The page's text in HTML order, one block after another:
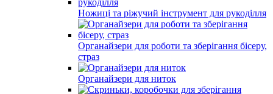
Ножиці та ріжучий інструмент для рукоділля
Органайзери для роботи та зберігання бісеру,
страз
Органайзери для ниток